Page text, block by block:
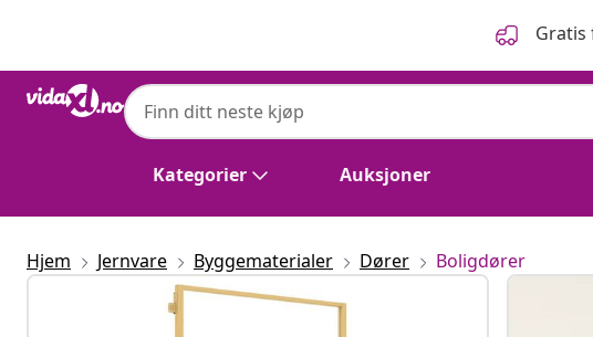
Gratis
Kategorier Auksjoner
Hjem Jernvare Byggematerialer Dører Boligdører